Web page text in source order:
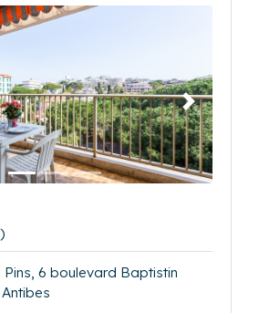
Suivant
Pins, 6 boulevard Baptistin